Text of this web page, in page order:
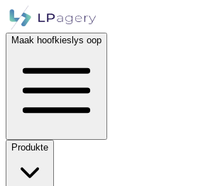
Maak hoofkieslys oop
Produkte